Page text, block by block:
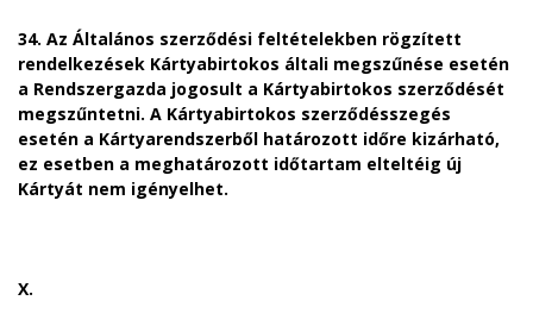
34. Az Általános szerződési feltételekben rögzített
rendelkezések Kártyabirtokos általi megszűnése esetén
a Rendszergazda jogosult a Kártyabirtokos szerződését
megszűntetni. A Kártyabirtokos szerződésszegés
esetén a Kártyarendszerből határozott időre kizárható,
ez esetben a meghatározott időtartam elteltéig új
Kártyát nem igényelhet.
X.